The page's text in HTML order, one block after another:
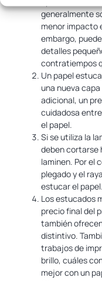
generalmente
menor impacto
embargo,
detalles
contratiempos
Un papel
una nueva
adicional, un
cuidadosa
el papel.
Si se utiliza la
deben cortarse
laminen. Por el
plegado y el
estucar el papel.
Los estucados
precio final del
también
distintivo.
trabajos de
brillo, cuáles
mejor con un